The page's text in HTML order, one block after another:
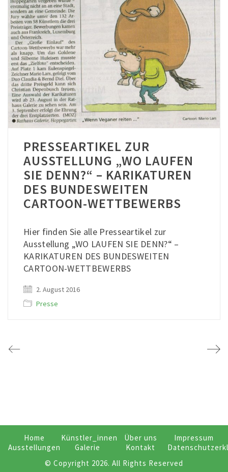
PRESSEARTIKEL ZUR
AUSSTELLUNG „WO LAUFEN
SIE DENN?“ – KARIKATUREN
DES BUNDESWEITEN
CARTOON-WETTBEWERBS
Hier finden Sie alle Presseartikel zur
Ausstellung „WO LAUFEN SIE DENN?“ –
KARIKATUREN DES BUNDESWEITEN
CARTOON-WETTBEWERBS
2. August 2016
Presse
Home
Ausstellungen
Künstler_innen
Galerie
Über uns
Kontakt
Impressum
© Copyright 2026. All Rights Reserved